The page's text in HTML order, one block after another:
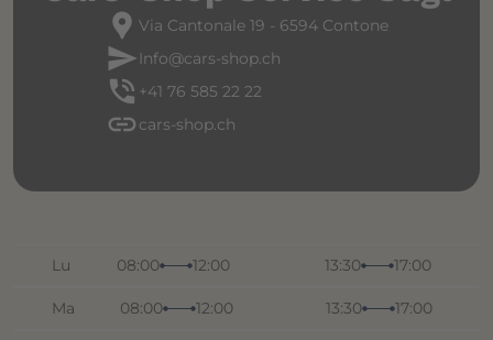
location_pin Via Cantonale 19 - 6594 Contone
send Info@cars-shop.ch
phone_in_talk +41 76 585 22 22
link cars-shop.ch
Lu 08:00 12:00 13:30 17:00
Ma 08:00 12:00 13:30 17:00